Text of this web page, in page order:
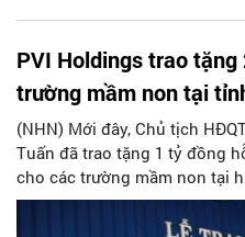
PVI Holdings trao
trường mầm non tại
(NHN) Mới đây, Chủ tịch
Tuấn đã trao tặng 1 tỷ đồng
cho các trường mầm non tại
và 1 tỷ đồng hỗ trợ xã
Hà Nam xây mới trường